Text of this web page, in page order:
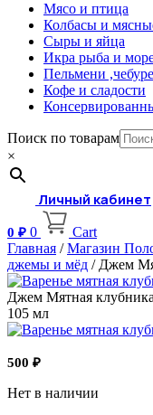
Мясо и птица
Колбасы и
Сыры и яйца
Икра рыба и
Пельмени
Кофе и сладости
Поиск по товарам
×
Личный кабинет
0 ₽ 0
Cart
Главная /Магазин
джемы и мёд / Джем
Джем Мятная
105 мл
500 ₽
Нет в наличии